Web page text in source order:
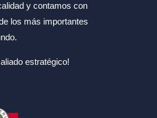
y contamos con
los más importantes
estratégico!